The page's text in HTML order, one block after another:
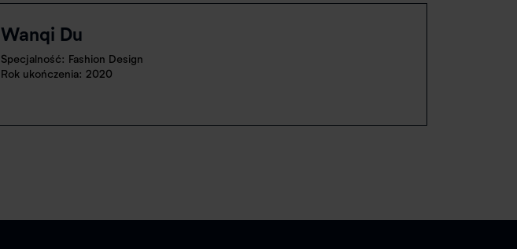
Wanqi Du
Specjalność: Fashion Design
Rok ukończenia: 2020